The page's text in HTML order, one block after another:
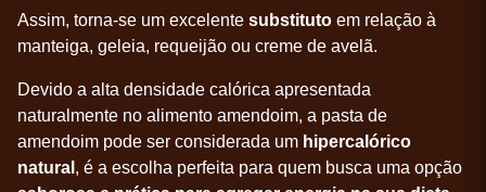
Assim, torna-se um excelente substituto em relação à
manteiga, geleia, requeijão ou creme de avelã.
Devido a alta densidade calórica apresentada
naturalmente no alimento amendoim, a pasta de
amendoim pode ser considerada um hipercalórico
natural , é a escolha perfeita para quem busca uma opção